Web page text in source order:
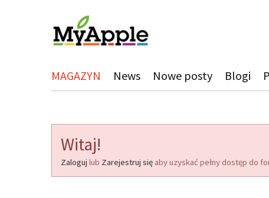
MAGAZYN News Nowe posty Blogi
Witaj!
Zaloguj lub Zarejestruj się aby uzyskać pełny dostęp do